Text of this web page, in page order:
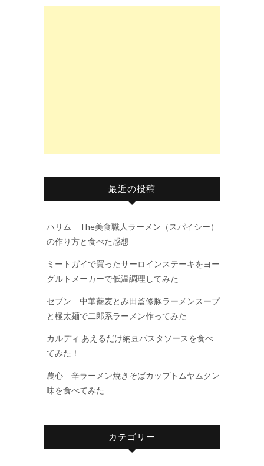
最近の投稿
ハリム The美食職人ラーメン（スパイシー）
の作り方と食べた感想
ミートガイで買ったサーロインステーキをヨー
グルトメーカーで低温調理してみた
セブン 中華蕎麦とみ田監修豚ラーメンスープ
と極太麺で二郎系ラーメン作ってみた
カルディ あえるだけ納豆パスタソースを食べ
てみた！
農心 辛ラーメン焼きそばカップトムヤムクン
味を食べてみた
カテゴリー